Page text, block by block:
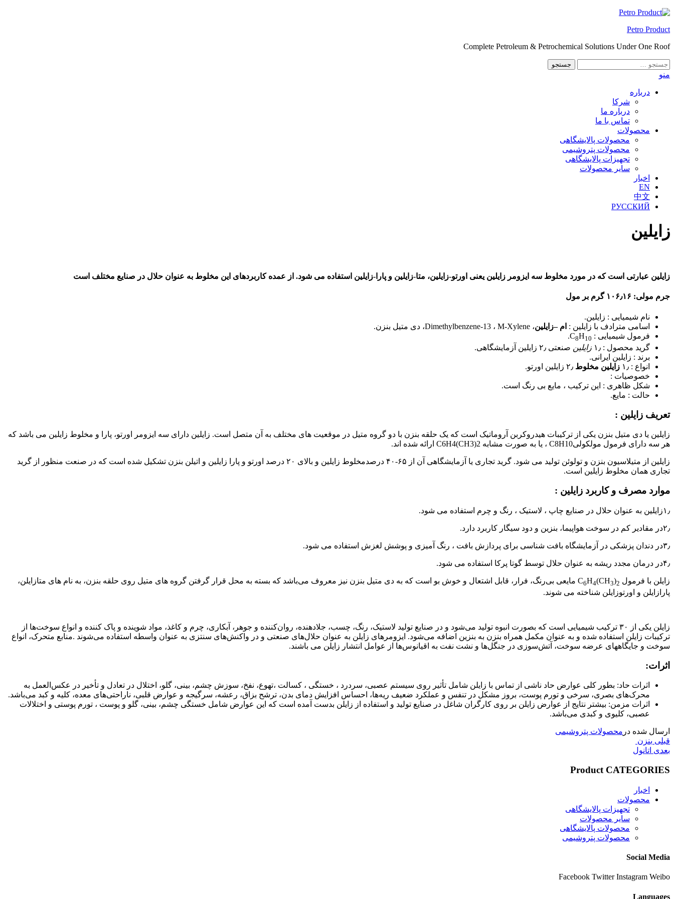
Skip
the
Petro Product
Complete Petroleum & Petrochemical Solutions Under One Roof
جستجو
برای:
منو
درباره
شرکا
درباره ما
تماس با ما
محصولات
محصولات پالایشگاهی
محصولات پتروشیمی
تجهیزات پالایشگاهی
سایر محصولات
اخبار
EN
中文
РУССКИЙ
زایلین
زایلین عبارتی است که در مورد مخلوط سه ایزومر زایلین یعنی اورتو-زایلین، متا-زایلین و پارا-زایلین استفاده می شود. از عمده کاربردهای این مخلوط به عنوان حلال در صنایع مختلف است
جرم مولی: ۱۰۶٫۱۶ گرم بر مول
نام شیمیایی : زایلین.
اسامی مترادف با زایلین : ام –زایلین، M-Xylene ، Dimethylbenzene-13، دی متیل بنزن.
فرمول شیمیایی :
C8H10
.
گرید محصول : ۱٫
زایلین صنعتی ۲٫ زایلین آزمایشگاهی.
برند : زایلین ایرانی.
انواع : ۱٫
زایلین مخلوط
خصوصیات :
شکل ظاهری : این ترکیب ، مایع بی رنگ است.
حالت : مایع.
تعریف زایلین :
زایلین یا دی متیل بنزن یکی از ترکیبات هیدروکربن آروماتیک است که یک حلقه بنزن با دو گروه متیل در موقعیت های مختلف به آن متصل است. زایلین دارای سه ایزومر اورتو، پارا و مخلوط زایلین می باشد که
هر سه دارای فرمول مولکولیC8H10 ، یا به صورت مشابه C6H4(CH3)2 ارائه شده اند.
زایلین از متیلاسیون بنزن و تولوئن تولید می شود. گرید تجاری یا آزمایشگاهی آن از ۶۵-۴۰ درصدمخلوط زایلین و بالای ۲۰ درصد اورتو و پارا زایلین و اتیلن بنزن تشکیل شده است که در صنعت منظور از گرید
تجاری همان مخلوط زایلین است.
موارد مصرف و کاربرد زایلین :
۱٫زایلین به عنوان حلال در صنایع چاپ ، لاستیک ، رنگ و چرم استفاده می شود.
۲٫در مقادیر کم در سوخت هواپیما، بنزین و دود سیگار کاربرد دارد.
۳٫در دندان پزشکی در آزمایشگاه بافت شناسی برای پردازش بافت ، رنگ آمیزی و پوشش لغزش استفاده می شود.
۴٫در درمان مجدد ریشه به عنوان حلال توسط گوتا پرکا استفاده می شود.
زایلن با فرمول C 6H4(CH3)2
مایعی بی‌رنگ، فرار، قابل اشتعال و خوش بو است که به دی متیل بنزن نیز معروف می‌باشد که بسته به محل قرار گرفتن گروه های متیل روی حلقه بنزن، به نام های متازایلن،
پارازایلن و اورتوزایلن شناخته می شوند.
زایلن یکی از ۳۰ ترکیب شیمیایی است که بصورت انبوه تولید می‌شود و در صنایع تولید لاستیک، رنگ، چسب، جلادهنده، روان‌کننده و جوهر، ‌آبکاری، چرم و کاغذ، مواد شوینده و پاک کننده و انواع سوخت‌ها از
ترکیبات زایلن استفاده شده و به عنوان مکمل همراه بنزن به بنزین اضافه می‌شود. ایزومرهای زایلن به عنوان حلال‌های صنعتی و در واکنش‌های سنتزی به عنوان واسطه استفاده می‌شوند .منابع متحرک، انواع
سوخت و جایگاههای عرضه سوخت‌، آتش‌سوزی در جنگل‌ها و نشت نفت به اقیانوس‌ها از عوامل انتشار زایلن می باشند.
اثرات:
اثرات حاد: بطور کلی عوارض حاد ناشی از تماس با زایلن شامل تأثیر روی سیستم عصبی، سردرد ، خستگی ، کسالت ،‌تهوع، نفخ، سوزش چشم، بینی، گلو، اختلال در تعادل و تأخیر در عکس‌العمل به
محرک‌های بصری، سرخی و تورم پوست، بروز مشکل در تنفس و عملکرد ضعیف ریه‌ها، احساس افزایش دمای بدن، ترشح بزاق، رعشه، سرگیجه و عوارض قلبی، ناراحتی‌های معده، کلیه و کبد می‌باشد.
اثرات مزمن: بیشتر نتایج از عوارض زایلن بر روی کارگران شاغل در صنایع تولید و استفاده از زایلن بدست آمده است که این عوارض شامل خستگی چشم، بینی، گلو و پوست ، تورم پوستی و اختلالات
عصبی، کلیوی و کبدی می‌باشد.
ارسال شده در محصولات پتروشیمی
راهبری
نوشته
پست
قبلی
قبلی بنزن
پست
بعدی اتانول
Product CATEGORIES
اخبار
محصولات
تجهیزات پالایشگاهی
سایر محصولات
محصولات پالایشگاهی
محصولات پتروشیمی
Social Media
Facebook Twitter Instagram Weibo
Languages